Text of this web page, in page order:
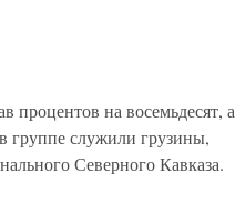
на восемьдесят, а
группе служили грузины,
Северного Кавказа.